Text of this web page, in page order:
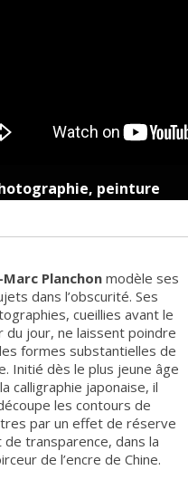
peinture
Marc Planchon modèle ses
dans l’obscurité. Ses
cueillies avant le
du jour, ne laissent poindre
formes substantielles de
Initié dès le plus jeune âge
calligraphie japonaise, il
les contours de
par un effet de réserve
de transparence, dans la
de l’encre de Chine.